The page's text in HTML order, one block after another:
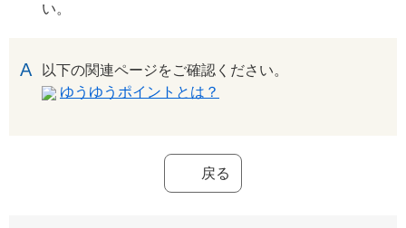
い。
以下の関連ページをご確認ください。
ゆうゆうポイントとは？
戻る